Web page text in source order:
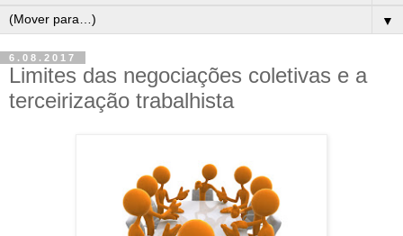
▼
6.08.2017
Limites das negociações coletivas e a
terceirização trabalhista